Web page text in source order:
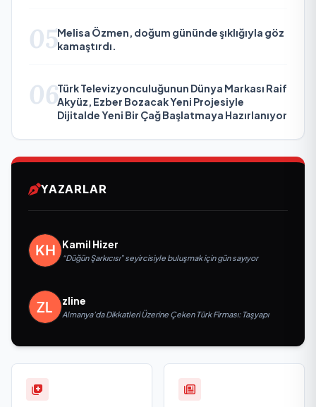
05Melisa Özmen, doğum gününde şıklığıyla göz
kamaştırdı.
06Türk Televizyonculuğunun Dünya Markası Raif
Akyüz, Ezber Bozacak Yeni Projesiyle
Dijitalde Yeni Bir Çağ Başlatmaya Hazırlanıyor
YAZARLAR
Kamil Hizer
“Düğün Şarkıcısı” seyircisiyle buluşmak için gün sayıyor
zline
Almanya’da Dikkatleri Üzerine Çeken Türk Firması: Taşyapı